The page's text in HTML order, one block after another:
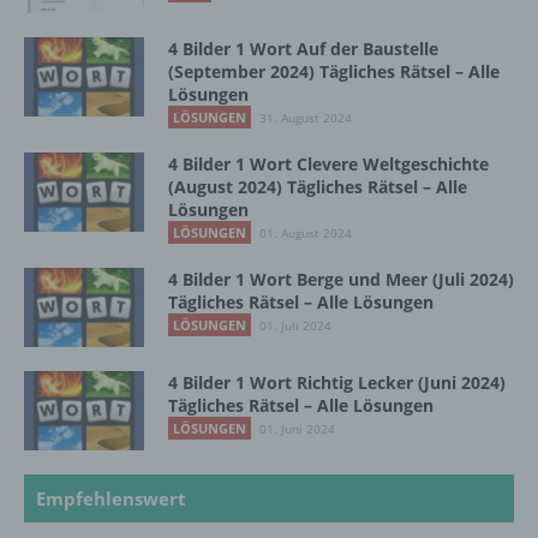
4 Bilder 1 Wort Auf der Baustelle
(September 2024) Tägliches Rätsel – Alle
Lösungen
LÖSUNGEN 31. August 2024
4 Bilder 1 Wort Clevere Weltgeschichte
(August 2024) Tägliches Rätsel – Alle
Lösungen
LÖSUNGEN 01. August 2024
4 Bilder 1 Wort Berge und Meer (Juli 2024)
Tägliches Rätsel – Alle Lösungen
LÖSUNGEN 01. Juli 2024
4 Bilder 1 Wort Richtig Lecker (Juni 2024)
Tägliches Rätsel – Alle Lösungen
LÖSUNGEN 01. Juni 2024
Empfehlenswert
Sind die Zwecke und Mittel dieser
Verarbeitung durch das Unionsrecht oder
das Recht der Mitgliedstaaten vorgegeben,
so kann der Verantwortliche
beziehungsweise können die bestimmten
Kriterien seiner Benennung nach dem
Unionsrecht oder dem Recht der
Mitgliedstaaten vorgesehen werden.
h) Auftragsverarbeiter
Auftragsverarbeiter ist eine natürliche oder
juristische Person, Behörde, Einrichtung
oder andere Stelle, die personenbezogene
Daten im Auftrag des Verantwortlichen
verarbeitet.
i) Empfänger